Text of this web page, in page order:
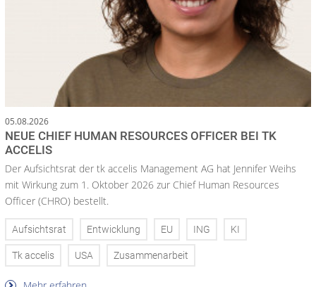
05.08.2026
NEUE CHIEF HUMAN RESOURCES OFFICER BEI TK
ACCELIS
Der Aufsichtsrat der tk accelis Management AG hat Jennifer Weihs
mit Wirkung zum 1. Oktober 2026 zur Chief Human Resources
Officer (CHRO) bestellt.
Aufsichtsrat Entwicklung EU ING KI
Tk accelis USA Zusammenarbeit